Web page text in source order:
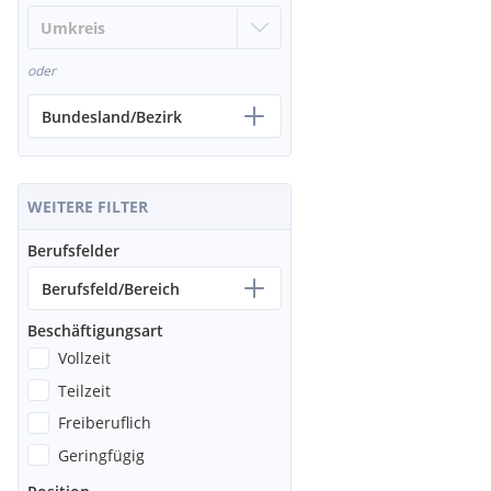
oder
Bundesland/Bezirk
WEITERE FILTER
Berufsfelder
Berufsfeld/Bereich
Beschäftigungsart
Vollzeit
Teilzeit
Freiberuflich
Geringfügig